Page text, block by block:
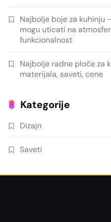
Najbolje boje za kuhinju
mogu uticati na
funkcionalnost
Najbolje radne ploče za
materijala, saveti, cene
Kategorije
Dizajn
Saveti